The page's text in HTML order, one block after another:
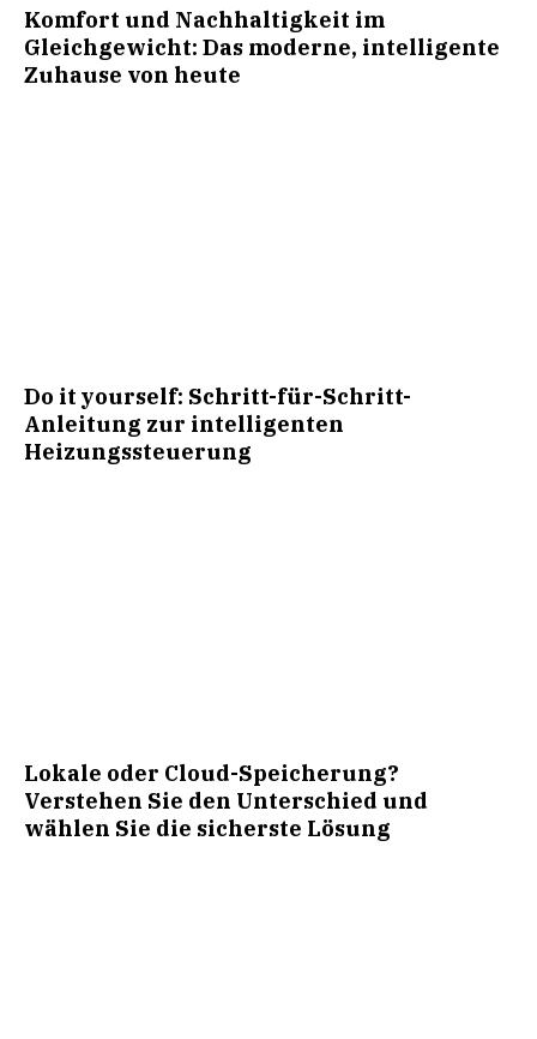
Komfort und Nachhaltigkeit im
Gleichgewicht: Das moderne, intelligente
Zuhause von heute
Do it yourself: Schritt-für-Schritt-
Anleitung zur intelligenten
Heizungssteuerung
Lokale oder Cloud-Speicherung?
Verstehen Sie den Unterschied und
wählen Sie die sicherste Lösung